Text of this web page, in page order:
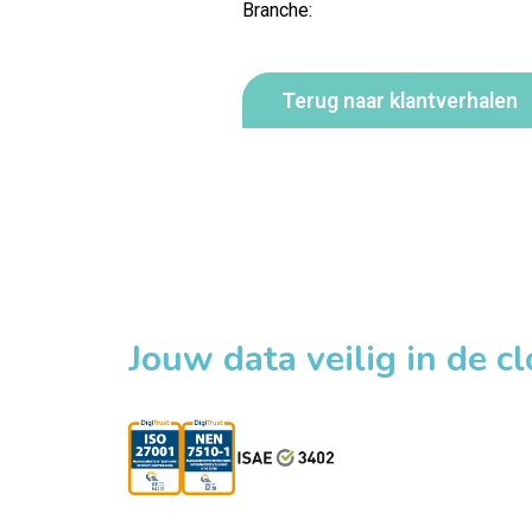
Branche:
Terug naar klantverhalen
Jouw data veilig in de